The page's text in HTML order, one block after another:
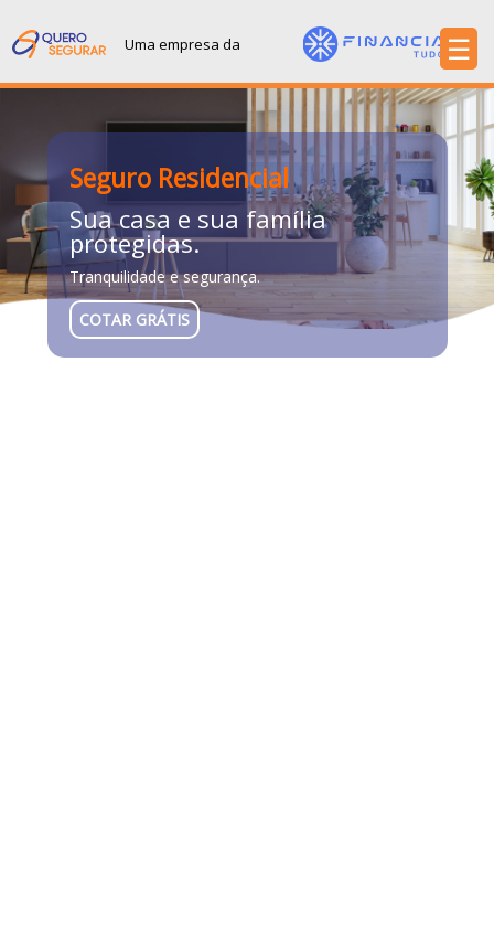
Uma empresa da
Contato
☰
Seguro Residencial
Sua casa e sua família
protegidas.
Tranquilidade e segurança.
COTAR GRÁTIS